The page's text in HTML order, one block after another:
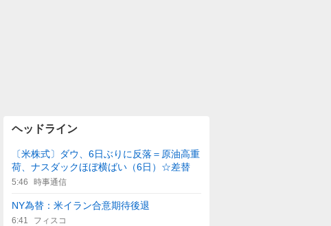
ヘッドライン
〔米株式〕ダウ、6日ぶりに反落＝原油高重
荷、ナスダックほぼ横ばい（6日）☆差替
5:46 時事通信
NY為替：米イラン合意期待後退
6:41 フィスコ